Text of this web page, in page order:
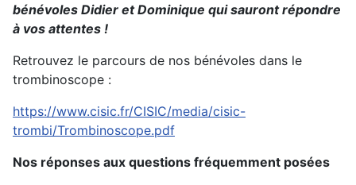
bénévoles Didier et Dominique qui sauront répondre
à vos attentes !
Retrouvez le parcours de nos bénévoles dans le
trombinoscope :
https://www.cisic.fr/CISIC/media/cisic-
trombi/Trombinoscope.pdf
Nos réponses aux questions fréquemment posées